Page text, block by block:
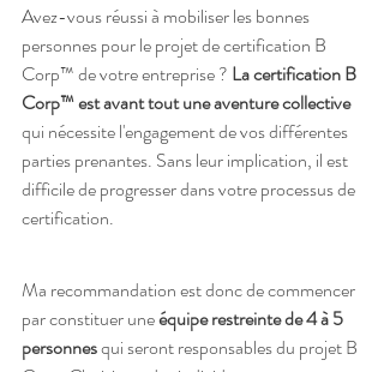
Avez-vous réussi à mobiliser les bonnes
personnes pour le projet de certification B
Corp™ de votre entreprise ? La certification B
Corp™ est avant tout une aventure collective
qui nécessite l'engagement de vos différentes
parties prenantes. Sans leur implication, il est
difficile de progresser dans votre processus de
certification.
Ma recommandation est donc de commencer
par constituer une équipe restreinte de 4 à 5
personnes qui seront responsables du projet B